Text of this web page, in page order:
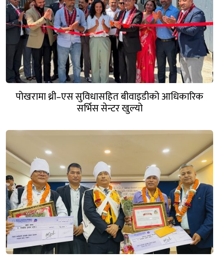
पोखरामा थ्री–एस सुविधासहित बीवाइडीको आधिकारिक
सर्भिस सेन्टर खुल्यो